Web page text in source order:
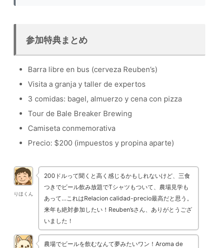
参加特典まとめ
Barra libre en bus (cerveza Reuben’s)
Visita a granja y taller de expertos
3 comidas: bagel, almuerzo y cena con pizza
Tour de Bale Breaker Brewing
Camiseta conmemorativa
Precio: $200 (impuestos y propina aparte)
りほくん
200ドルって聞くと高く感じるかもしれないけど、三食
つきでビール飲み放題でTシャツもついて、農場見学も
あって…これはRelacion calidad-precio最高だと思う。
来年も絶対参加したい！Reuben’sさん、ありがとうござ
いました！
農場でビールを飲むなんて夢みたいワン！Aroma de